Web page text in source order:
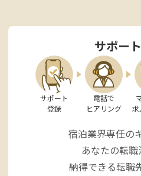
サポー
サポート
登録
電話で
ヒアリング
求
宿泊業界専任の
あなたの転
納得できる転職